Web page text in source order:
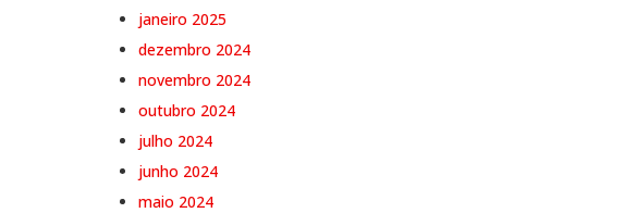
janeiro 2025
dezembro 2024
novembro 2024
outubro 2024
julho 2024
junho 2024
maio 2024